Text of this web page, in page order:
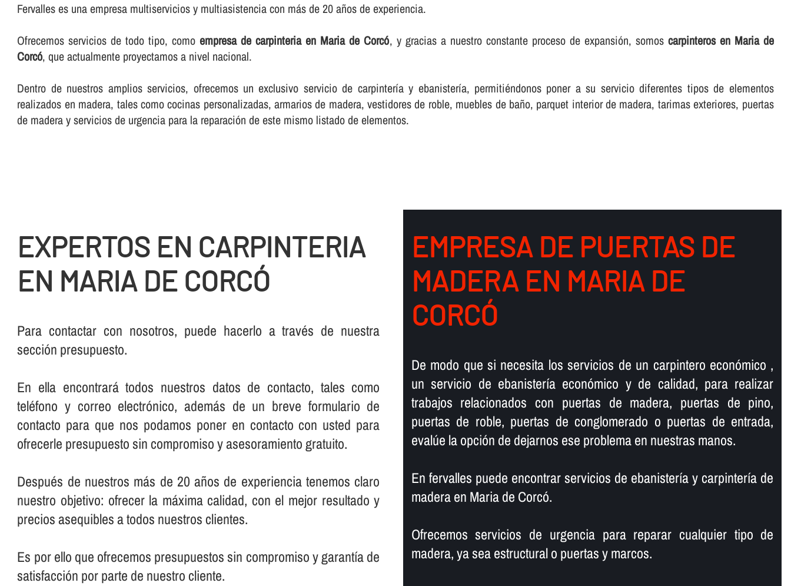
Fervalles es una empresa multiservicios y multiasistencia con más de 20 años de experiencia.
Ofrecemos servicios de todo tipo, comoempresa de carpinteria en Maria de Corcó, y gracias a nuestro constante proceso de expansión, somos carpinteros en Maria de
Corcó, que actualmente proyectamos a nivel nacional.
Dentro de nuestros amplios servicios, ofrecemos un exclusivo servicio de carpinterí­a y ebanisterí­a, permitiéndonos poner a su servicio diferentes tipos de elementos
realizados en madera, tales como cocinas personalizadas, armarios de madera, vestidores de roble, muebles de baño, parquet interior de madera, tarimas exteriores, puertas
de madera y servicios de urgencia para la reparación de este mismo listado de elementos.
EXPERTOS EN CARPINTERIA
EN MARIA DE CORCÓ
Para contactar con nosotros, puede hacerlo a través de nuestra
sección presupuesto.
En ella encontrará todos nuestros datos de contacto, tales como
teléfono y correo electrónico, además de un breve formulario de
contacto para que nos podamos poner en contacto con usted para
ofrecerle presupuesto sin compromiso y asesoramiento gratuito.
Después de nuestros más de 20 años de experiencia tenemos claro
nuestro objetivo: ofrecer la máxima calidad, con el mejor resultado y
precios asequibles a todos nuestros clientes.
Es por ello que ofrecemos presupuestos sin compromiso y garantí­a de
satisfacción por parte de nuestro cliente.
EMPRESA DE PUERTAS DE
MADERA EN MARIA DE
CORCÓ
De modo que si necesita los servicios de un carpintero económico ,
un servicio de ebanisterí­a económico y de calidad, para realizar
trabajos relacionados con puertas de madera, puertas de pino,
puertas de roble, puertas de conglomerado o puertas de entrada,
evalúe la opción de dejarnos ese problema en nuestras manos.
En fervalles puede encontrar servicios de ebanisterí­a y carpinterí­a de
madera en Maria de Corcó.
Ofrecemos servicios de urgencia para reparar cualquier tipo de
madera, ya sea estructural o puertas y marcos.